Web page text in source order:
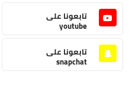
تابعونا على
youtube
تابعونا على
snapchat